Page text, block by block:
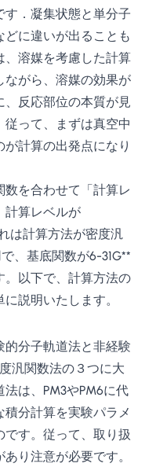
す．凝集状態と単分子
に違いが出ることも
、溶媒を考慮した計算
ながら、溶媒の効果が
、反応部位の本質が見
従って、まずは真空中
計算の出発点になり
を合わせて「計算レ
計算レベルが
は計算方法が密度汎
、基底関数が6-31G**
。以下で、計算方法の
説明いたします。
分子軌道法と非経験
汎関数法の３つに大
は、PM3やPM6に代
分計算を実験パラメ
す。従って、取り扱
り注意が必要です。